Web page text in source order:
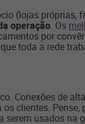
(lojas próprias,
operação. Os
por
toda a rede
Conexões de
clientes. Pense,
serem usados na